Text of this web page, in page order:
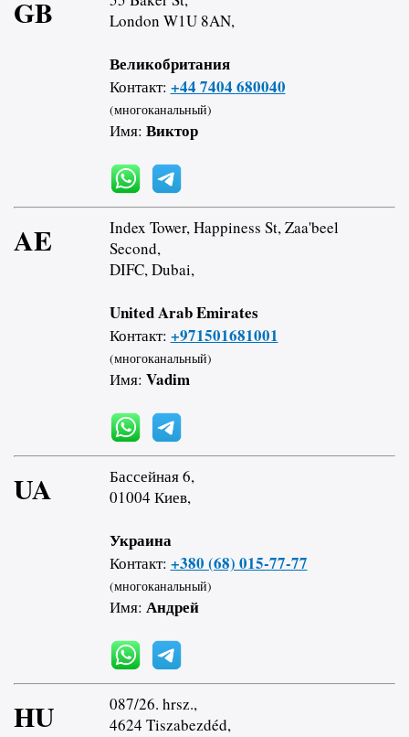
GB
London W1U 8AN,
Великобритания
Контакт: +44 7404 680040
(многоканальный)
Имя: Виктор
AE
Index Tower, Happiness St, Zaa'beel
Second,
DIFC, Dubai,
United Arab Emirates
Контакт: +971501681001
(многоканальный)
Имя: Vadim
UA
Бассейная 6,
01004 Киев,
Украина
Контакт: +380 (68) 015-77-77
(многоканальный)
Имя: Андрей
HU
087/26. hrsz.,
4624 Tiszabezdéd,